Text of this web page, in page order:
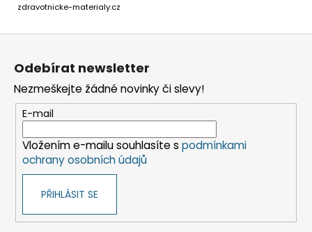
zdravotnicke-materialy.cz
Z
Odebírat newsletter
Nezmeškejte žádné novinky či slevy!
E-mail
Vložením e-mailu souhlasíte s podmínkami
ochrany osobních údajů
PŘIHLÁSIT SE